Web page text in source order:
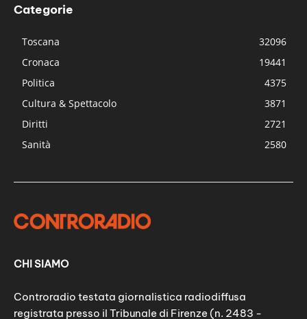
Categorie
Toscana
32096
Cronaca
19441
Politica
4375
Cultura & Spettacolo
3871
Diritti
2721
Sanità
2580
CHI SIAMO
Controradio testata giornalistica radiodiffusa
registrata presso il Tribunale di Firenze (n. 2483 -